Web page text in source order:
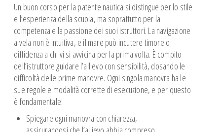
Un buon corso per la patente nautica si distingue per lo stile
e l’esperienza della scuola, ma soprattutto per la
competenza e la passione dei suoi istruttori. La navigazione
a vela non è intuitiva, e il mare può incutere timore o
diffidenza a chi vi si avvicina per la prima volta. È compito
dell’istruttore guidare l’allievo con sensibilità, dosando le
difficoltà delle prime manovre. Ogni singola manovra ha le
sue regole e modalità corrette di esecuzione, e per questo
è fondamentale:
Spiegare ogni manovra con chiarezza,